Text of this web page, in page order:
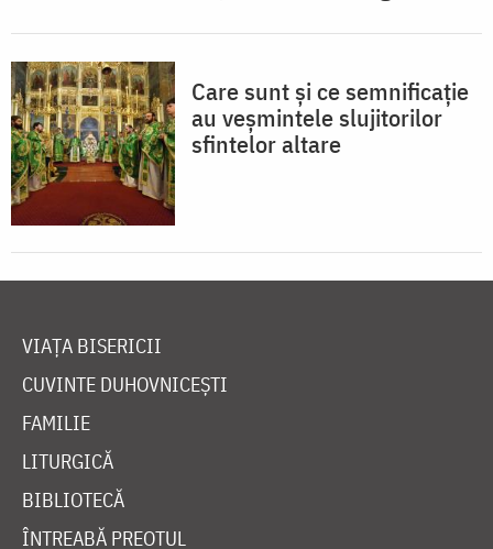
Care sunt şi ce semnificaţie
au veşmintele slujitorilor
sfintelor altare
VIAȚA BISERICII
CUVINTE DUHOVNICEȘTI
FAMILIE
LITURGICĂ
BIBLIOTECĂ
ÎNTREABĂ PREOTUL